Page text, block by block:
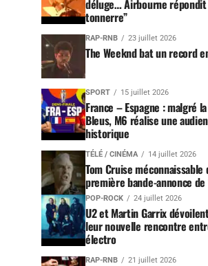
déluge… Airbourne
tonnerre”
RAP-RNB 23 juillet 2026
The Weeknd bat un record
SPORT 15 juillet 2026
France – Espagne : malgré
Bleus, M6 réalise une
historique
TÉLÉ / CINÉMA 14 juillet 2026
Tom Cruise méconnaissable
première bande-annonce de
POP-ROCK 24 juillet 2026
U2 et Martin Garrix
leur nouvelle rencontre
électro
RAP-RNB 21 juillet 2026